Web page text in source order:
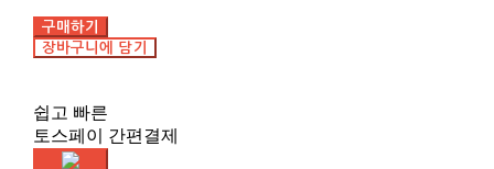
구매하기
장바구니에 담기
쉽고 빠른
토스페이 간편결제